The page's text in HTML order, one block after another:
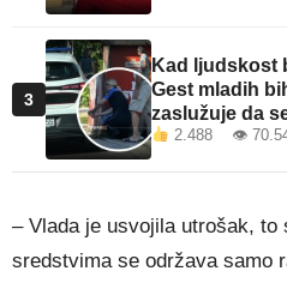
3
Kad ljudskost
Gest mladih
zaslužuje da
2.488 👁
– Vlada je usvojila utrošak,
sredstvima se održava samo